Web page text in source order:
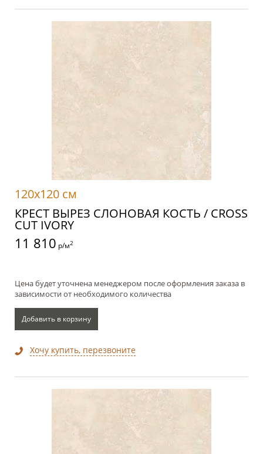
120x120 см
КРЕСТ ВЫРЕЗ СЛОНОВАЯ КОСТЬ / CROSS
CUT IVORY
11 810 р/м2
Цена будет уточнена менеджером после оформления заказа в
зависимости от необходимого количества
Добавить в корзину
Хочу купить, перезвоните